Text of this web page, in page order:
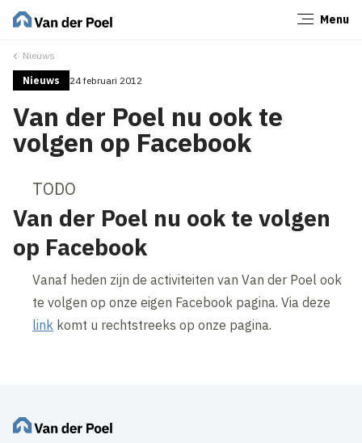
Menu
Nieuws
Nieuws 24 februari 2012
Van der Poel nu ook te
volgen op Facebook
TODO
Van der Poel nu ook te volgen
op Facebook
Vanaf heden zijn de activiteiten van Van der Poel ook
te volgen op onze eigen Facebook pagina. Via deze
link komt u rechtstreeks op onze pagina.
Sluiten